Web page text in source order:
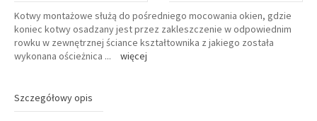
Kotwy montażowe służą do pośredniego mocowania okien, gdzie
koniec kotwy osadzany jest przez zakleszczenie w odpowiednim
rowku w zewnętrznej ściance kształtownika z jakiego została
wykonana ościeżnica ... więcej
Szczegółowy opis